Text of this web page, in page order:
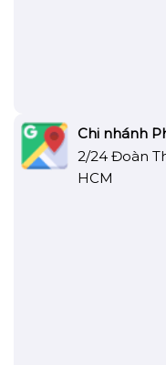
Chi nhánh
2/24 Đoàn
HCM